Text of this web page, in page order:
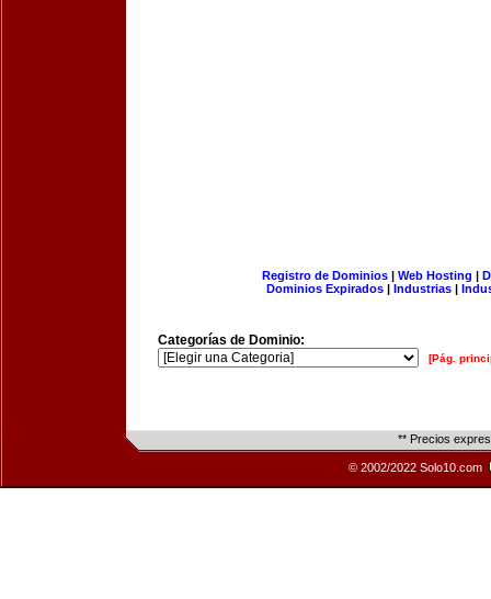
Registro de Dominios| Web Hosting |
Dominios Expirados | Industrias |
Categorías de Dominio:
[Pág.
** Precios
© 2002/2022 Solo10.com